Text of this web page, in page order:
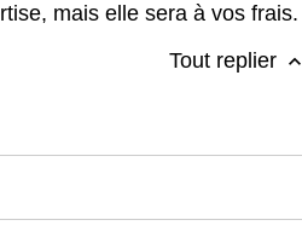
mais elle sera à vos frais.
Tout replier keyboard_arrow_up